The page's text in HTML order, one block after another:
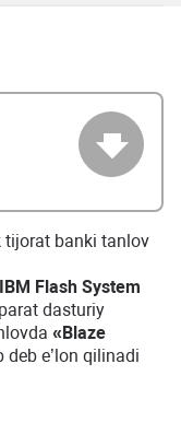
tijorat banki tanlov
IBM Flash System
dasturiy
«Blaze
deb e’lon qilinadi